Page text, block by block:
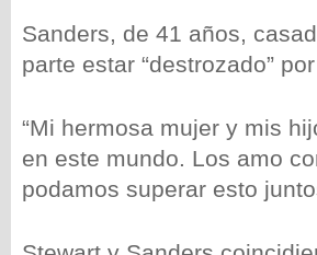
Sanders, de 41 años,
parte estar “destrozado”
“Mi hermosa mujer y mis
en este mundo. Los amo
podamos superar esto